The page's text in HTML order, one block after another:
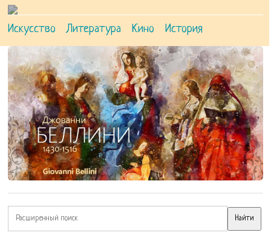
Искусство Литература Кино История